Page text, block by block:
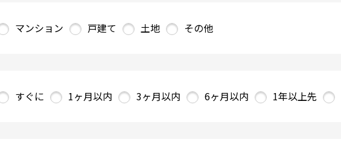
マンション 戸建て 土地 その他
すぐに 1ヶ月以内 3ヶ月以内 6ヶ月以内 1年以上先